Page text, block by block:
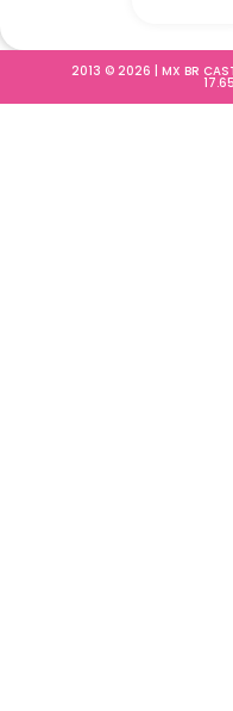
2013 © 2026 | MX BR